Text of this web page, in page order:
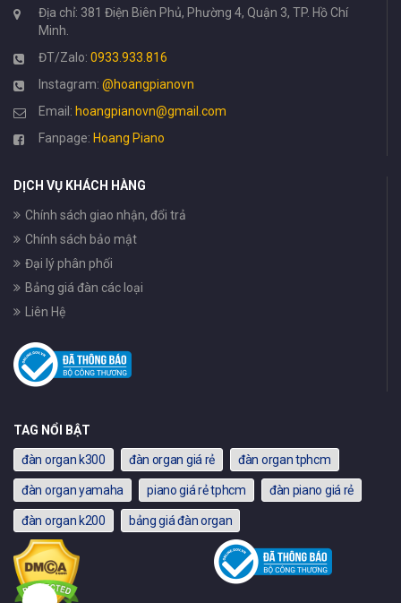
Địa chỉ: 381 Điện Biên Phủ, Phường 4, Quận 3, TP. Hồ Chí
Minh.
ĐT/Zalo: 0933.933.816
Instagram: @hoangpianovn
Email: hoangpianovn@gmail.com
Fanpage: Hoang Piano
DỊCH VỤ KHÁCH HÀNG
Chính sách giao nhận, đổi trả
Chính sách bảo mật
Đại lý phân phối
Bảng giá đàn các loại
Liên Hệ
TAG NỔI BẬT
đàn organ k300 đàn organ giá rẻ đàn organ tphcm
đàn organ yamaha piano giá rẻ tphcm đàn piano giá rẻ
đàn organ k200 bảng giá đàn organ